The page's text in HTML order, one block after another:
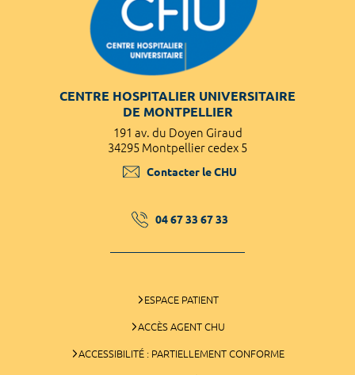
CENTRE HOSPITALIER UNIVERSITAIRE
DE MONTPELLIER
191 av. du Doyen Giraud
34295 Montpellier cedex 5
Contacter le CHU
04 67 33 67 33
ESPACE PATIENT
ACCÈS AGENT CHU
ACCESSIBILITÉ : PARTIELLEMENT CONFORME